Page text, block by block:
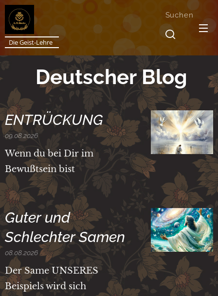
Die Geist-Lehre
Suchen
Deutscher Blog
ENTRÜCKUNG
09.08.2026
Wenn du bei Dir im
Bewußtsein bist
Guter und
Schlechter Samen
08.08.2026
Der Same UNSERES
Beispiels wird sich